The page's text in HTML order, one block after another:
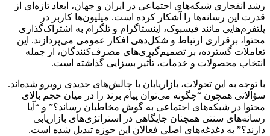
رشد انفجاری شبکه‌های اجتماعی در ایران و جهان، ابعاد تازه‌ای از
قدرت این رسانه‌ها را آشکار کرده است. میلیون‌ها کاربر در
پلتفرم‌هایی مانند فیسبوک، اینستاگرام و تلگرام به اشتراک‌گذاری
محتوا، برقراری ارتباط و شکل‌دهی افکار عمومی می‌پردازند. این
تعاملات گسترده، بر تصمیم‌گیری‌های مصرف‌کنندگان، از جمله
انتخاب محصولات و خدمات، تأثیر بسزایی گذاشته است.
با توجه به این تحولات، بازاریابان با چالش‌های جدیدی روبرو شده‌اند.
سؤالاتی همچون “چگونه می‌توان پیام برند را در میان حجم بالای
محتوا در شبکه‌های اجتماعی به گوش مخاطبان رساند؟” و “آیا
رسانه‌های سنتی همچنان جایگاهی در استراتژی‌های بازاریابی
دارند؟” به دغدغه‌های اصلی فعالان این حوزه تبدیل شده است.